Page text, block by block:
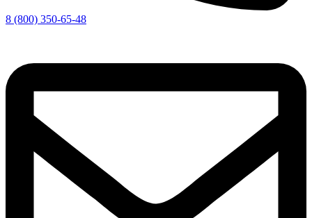
8 (800) 350-65-48